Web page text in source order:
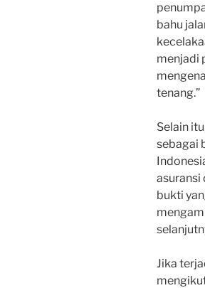
bahu
menjadi
tenang.”
Selain
sebagai
asuransi
bukti
Jika